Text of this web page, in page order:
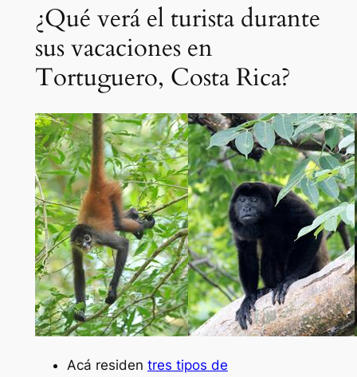
¿Qué verá el turista durante
sus vacaciones en
Tortuguero, Costa Rica?
Acá residen tres tipos de